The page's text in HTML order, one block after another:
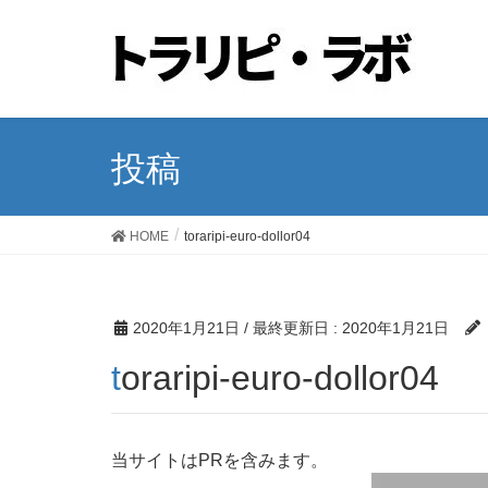
投稿
HOME toraripi-euro-dollor04
2020年1月21日 / 最終更新日 : 2020年1月21日
toraripi-euro-dollor04
当サイトはPRを含みます。